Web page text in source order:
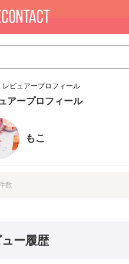
レビュアープロフィール
アープロフィール
もこ
数
ュー履歴